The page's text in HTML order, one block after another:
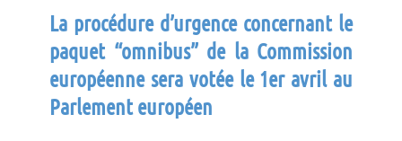
La procédure d’urgence concernant le
paquet “omnibus” de la Commission
européenne sera votée le 1er avril au
Parlement européen